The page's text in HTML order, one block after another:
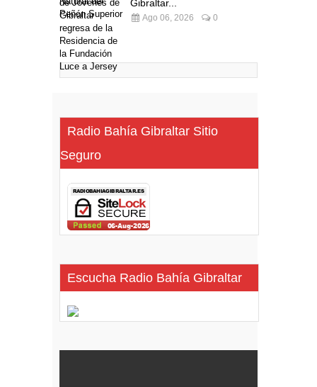
Gibraltar...
Ago 06, 2026 0
Radio Bahía Gibraltar Sitio
Seguro
Escucha Radio Bahía Gibraltar